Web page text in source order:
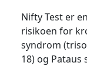
Nifty Test er
risikoen for
syndrom
18) og Pataus